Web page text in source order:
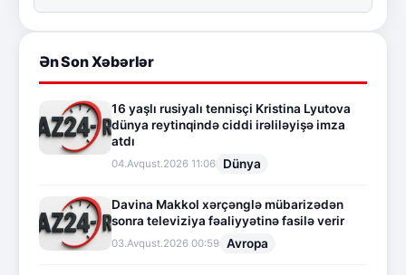
Ən Son Xəbərlər
16 yaşlı rusiyalı tennisçi Kristina Lyutova
dünya reytinqində ciddi irəliləyişə imza
atdı
04.Avqust.2026 11:06 Dünya
Davina Makkol xərçənglə mübarizədən
sonra televiziya fəaliyyətinə fasilə verir
03.Avqust.2026 00:59 Avropa